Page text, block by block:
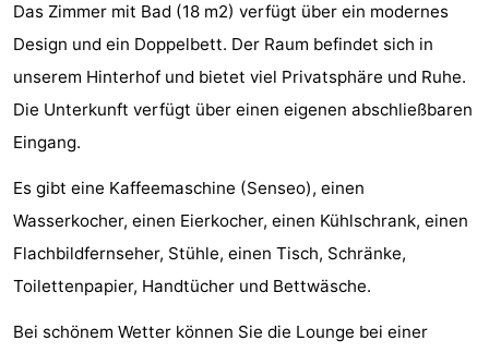
Frühstück)
Strand
Sehen
&
tun
-
Museen
-
Mühlen
-
Leuchtturme
-
Das Zimmer mit Bad (18 m2) verfügt über ein modernes
Design und ein Doppelbett. Der Raum befindet sich in
unserem Hinterhof und bietet viel Privatsphäre und Ruhe.
Die Unterkunft verfügt über einen eigenen abschließbaren
Eingang.
Es gibt eine Kaffeemaschine (Senseo), einen
Wasserkocher, einen Eierkocher, einen Kühlschrank, einen
Flachbildfernseher, Stühle, einen Tisch, Schränke,
Toilettenpapier, Handtücher und Bettwäsche.
Bei schönem Wetter können Sie die Lounge bei einer